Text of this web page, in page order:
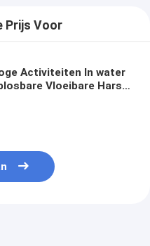
Prijs Voor
Activiteiten In water
Vloeibare Hars